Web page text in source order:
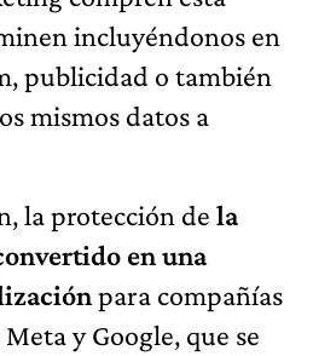
incluyéndonos en
publicidad o también
mismos datos a
la protección de la
en una
para compañías
y Google, que se